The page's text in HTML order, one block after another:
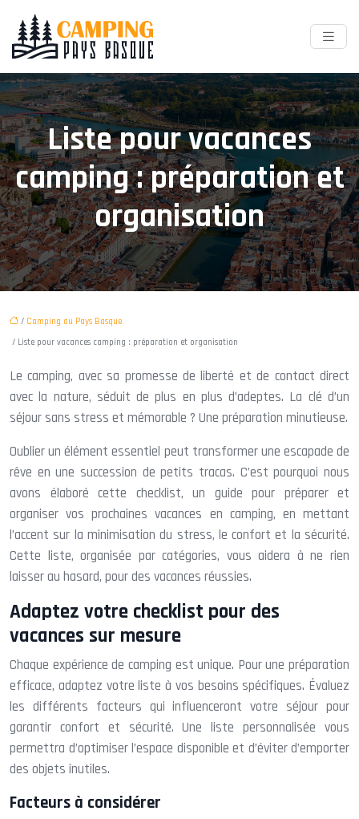
Liste pour vacances
camping : préparation et
organisation
/ Camping au Pays Basque
/ Liste pour vacances camping : préparation et organisation
Le camping, avec sa promesse de liberté et de contact direct
avec la nature, séduit de plus en plus d’adeptes. La clé d’un
séjour sans stress et mémorable ? Une préparation minutieuse.
Oublier un élément essentiel peut transformer une escapade de
rêve en une succession de petits tracas. C’est pourquoi nous
avons élaboré cette checklist, un guide pour préparer et
organiser vos prochaines vacances en camping, en mettant
l’accent sur la minimisation du stress, le confort et la sécurité.
Cette liste, organisée par catégories, vous aidera à ne rien
laisser au hasard, pour des vacances réussies.
Adaptez votre checklist pour des
vacances sur mesure
Chaque expérience de camping est unique. Pour une préparation
efficace, adaptez votre liste à vos besoins spécifiques. Évaluez
les différents facteurs qui influenceront votre séjour pour
garantir confort et sécurité. Une liste personnalisée vous
permettra d’optimiser l’espace disponible et d’éviter d’emporter
des objets inutiles.
Facteurs à considérer